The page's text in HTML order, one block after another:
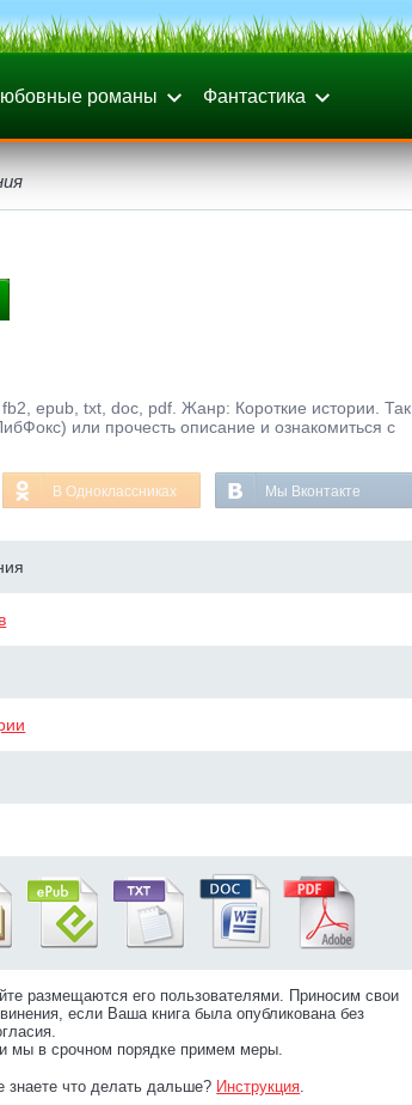
романы Фантастика
epub, txt, doc, pdf. Жанр: Короткие истории. Так
или прочесть описание и ознакомиться с
В Одноклассниках Мы Вконтакте
размещаются его пользователями. Приносим свои
если Ваша книга была опубликована без
мы в срочном порядке примем меры.
знаете что делать дальше? Инструкция.